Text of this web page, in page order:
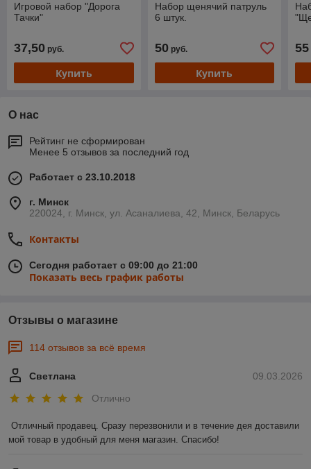
Игровой набор "Дорога
Тачки"
37,50 руб.
Купить
Набор щенячий патруль
6 штук.
50руб.
Купить
55
О нас
Рейтинг не сформирован
Менее 5 отзывов за последний год
Работает с 23.10.2018
г. Минск
220024, г. Минск, ул. Асаналиева, 42, Минск, Беларусь
Контакты
Сегодня работает с 09:00 до 21:00
Показать весь график работы
Отзывы о магазине
114 отзывов за всё время
09.03.2026
Светлана
Отлично
Отличный продавец. Сразу перезвонили и в течение дея доставили
мой товар в удобный для меня магазин. Спасибо!